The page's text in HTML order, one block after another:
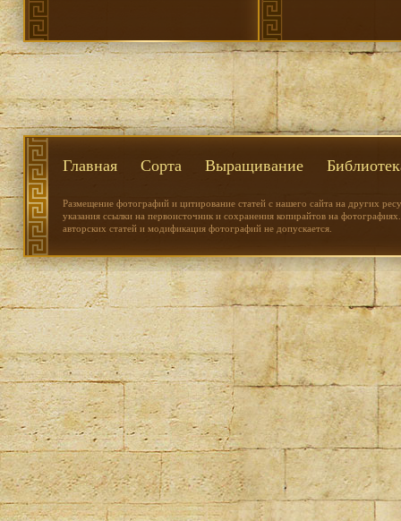
Главная Сорта Выращивание
Размещение фотографий и цитирование статей с нашего сайта на других
указания ссылки на первоисточник и сохранения копирайтов на
авторских статей и модификация фотографий не допускается.